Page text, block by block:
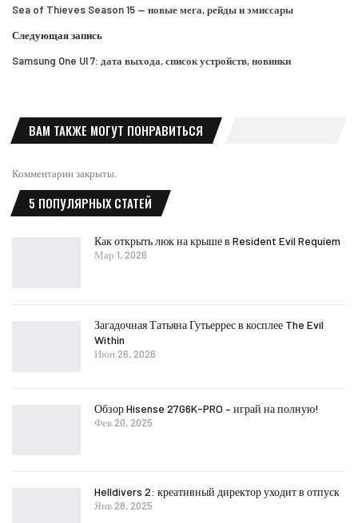
Sea of Thieves Season 15 — новые мега, рейды и эмиссары
Следующая запись
Samsung One UI 7: дата выхода, список устройств, новинки
ВАМ ТАКЖЕ МОГУТ ПОНРАВИТЬСЯ
Комментарии закрыты.
5 ПОПУЛЯРНЫХ СТАТЕЙ
Как открыть люк на крыше в Resident Evil Requiem
Мар 1, 2026
Загадочная Татьяна Гутьеррес в косплее The Evil
Within
Июн 26, 2026
Обзор Hisense 27G6K-PRO – играй на полную!
Фев 20, 2025
Helldivers 2: креативный директор уходит в отпуск
Янв 28, 2025